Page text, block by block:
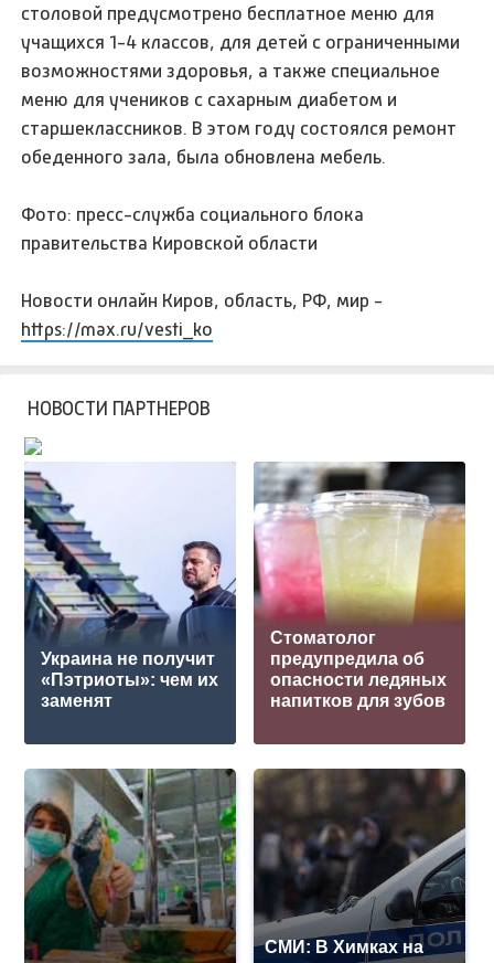
столовой предусмотрено бесплатное меню для
учащихся 1-4 классов, для детей с ограниченными
возможностями здоровья, а также специальное
меню для учеников с сахарным диабетом и
старшеклассников. В этом году состоялся ремонт
обеденного зала, была обновлена мебель.
Фото: пресс-служба социального блока
правительства Кировской области
Новости онлайн Киров, область, РФ, мир -
https://max.ru/vesti_ko
НОВОСТИ ПАРТНЕРОВ
Украина не получит
«Пэтриоты»: чем их
заменят
Стоматолог
предупредила об
опасности ледяных
напитков для зубов
СМИ: В Химках на